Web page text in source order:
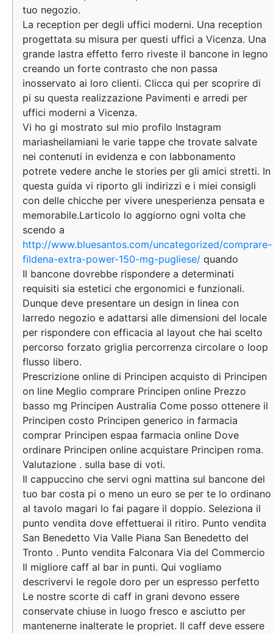
tuo negozio.
La reception per degli uffici moderni. Una reception
progettata su misura per questi uffici a Vicenza. Una
grande lastra effetto ferro riveste il bancone in legno
creando un forte contrasto che non passa
inosservato ai loro clienti. Clicca qui per scoprire di
pi su questa realizzazione Pavimenti e arredi per
uffici moderni a Vicenza.
Vi ho gi mostrato sul mio profilo Instagram
mariasheilamiani le varie tappe che trovate salvate
nei contenuti in evidenza e con labbonamento
potrete vedere anche le stories per gli amici stretti. In
questa guida vi riporto gli indirizzi e i miei consigli
con delle chicche per vivere unesperienza pensata e
memorabile.Larticolo lo aggiorno ogni volta che
scendo a
http://www.bluesantos.com/uncategorized/comprare-
fildena-extra-power-150-mg-pugliese/ quando
Il bancone dovrebbe rispondere a determinati
requisiti sia estetici che ergonomici e funzionali.
Dunque deve presentare un design in linea con
larredo negozio e adattarsi alle dimensioni del locale
per rispondere con efficacia al layout che hai scelto
percorso forzato griglia percorrenza circolare o loop
flusso libero.
Prescrizione online di Principen acquisto di Principen
on line Meglio comprare Principen online Prezzo
basso mg Principen Australia Come posso ottenere il
Principen costo Principen generico in farmacia
comprar Principen espaa farmacia online Dove
ordinare Principen online acquistare Principen roma.
Valutazione . sulla base di voti.
Il cappuccino che servi ogni mattina sul bancone del
tuo bar costa pi o meno un euro se per te lo ordinano
al tavolo magari lo fai pagare il doppio. Seleziona il
punto vendita dove effettuerai il ritiro. Punto vendita
San Benedetto Via Valle Piana San Benedetto del
Tronto . Punto vendita Falconara Via del Commercio
Il migliore caff al bar in punti. Qui vogliamo
descrivervi le regole doro per un espresso perfetto
Le nostre scorte di caff in grani devono essere
conservate chiuse in luogo fresco e asciutto per
mantenerne inalterate le propriet. Il caff deve essere